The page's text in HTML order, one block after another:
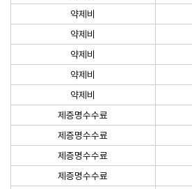
약제비
약제비
약제비
약제비
약제비
제증명수수료
제증명수수료
제증명수수료
제증명수수료